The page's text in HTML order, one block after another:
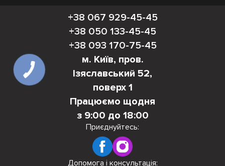
+38 067 929-45-45
+38 050 133-45-45
+38 093 170-75-45
м. Київ, пров.
Ізяславський 52,
поверх 1
Працюємо щодня
з 9:00 до 18:00
Приєднуйтесь:
Допомога і консультація: